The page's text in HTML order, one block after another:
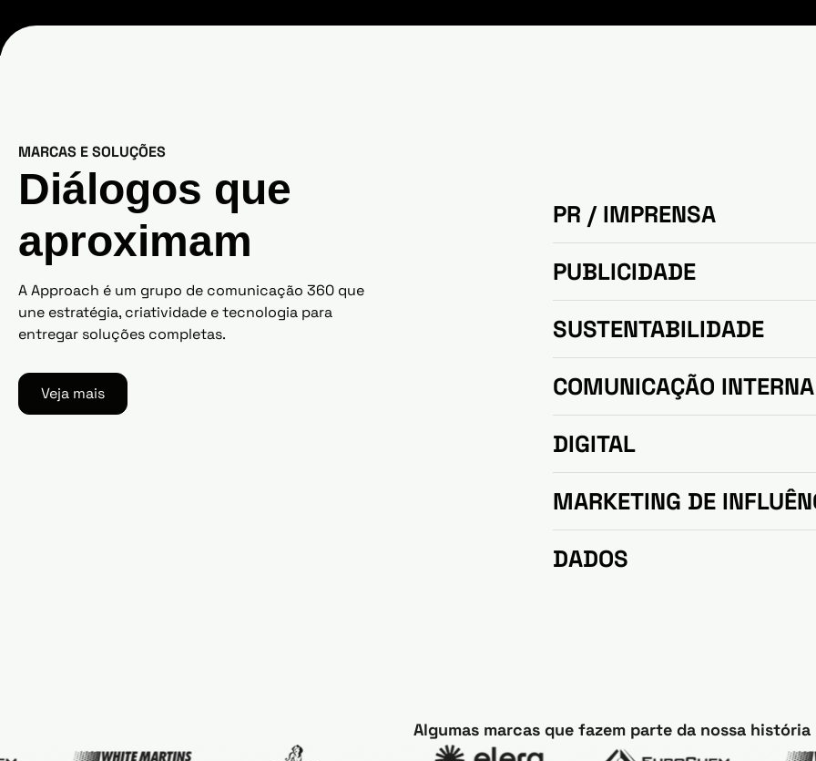
MARCAS E SOLUÇÕES
Diálogos que
aproximam​
A Approach é um grupo de comunicação 360 que
une estratégia, criatividade e tecnologia para
entregar soluções completas.
Veja mais
PR / IMPRENSA
PUBLICIDADE
SUSTENTABILIDADE
COMUNICAÇÃO INTERNA
​DIGITAL
MARKETING DE
DADOS
Algumas marcas que fazem parte da nossa história